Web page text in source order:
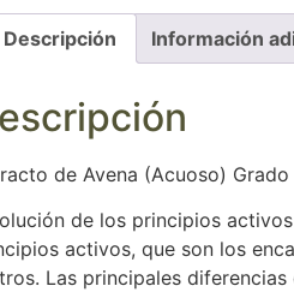
Descripción Información
de Avena (Acuoso)
de los principios
activos, que son los
Las principales